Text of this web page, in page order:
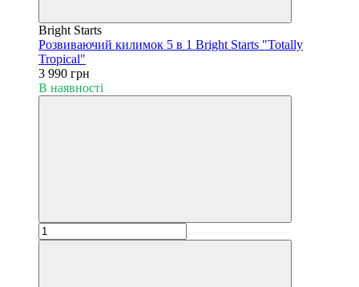
Bright Starts
Розвиваючий килимок 5 в 1 Bright Starts "Totally
Tropical"
3 990 грн
В наявності